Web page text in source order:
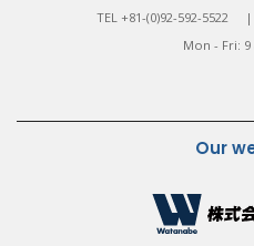
TEL +81-(0)92-592-5522
Mon - Fri:
Our